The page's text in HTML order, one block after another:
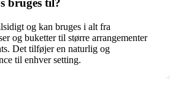
bruges til?
og kan bruges i alt fra
og buketter til større arrangementer
Det tilføjer en naturlig og
til enhver setting.